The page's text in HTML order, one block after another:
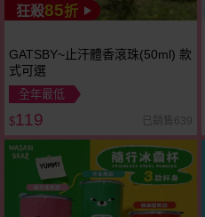
狂殺85折
GATSBY~止汗體香滾珠(50ml) 款
式可選
全年最低
$119 已銷售639